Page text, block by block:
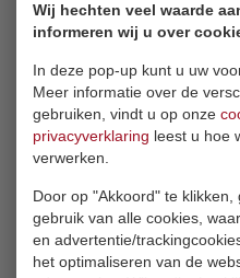
Wij hechten veel waarde
informeren wij u over
In deze pop-up kunt u uw
Meer informatie over de
gebruiken, vindt u op onze
privacyverklaring leest u hoe
verwerken.
Door op "Akkoord" te
gebruik van alle cookies,
en advertentie/
het optimaliseren van de
onder temperatuur
de infrarood panelen
deze wijze wordt er ook
verplaatsbare infrarood
bijvoorbeeld dePipewave
meer flexibiliteit. Deze
niet iedere ruimte apart
infrarood panelen.